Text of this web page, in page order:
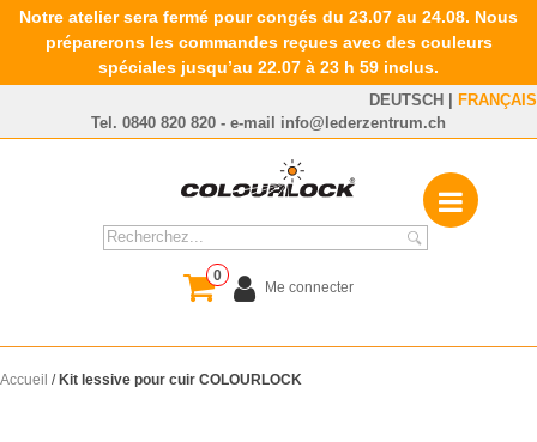
Notre atelier sera fermé pour congés du 23.07 au 24.08. Nous
préparerons les commandes reçues avec des couleurs
spéciales jusqu’au 22.07 à 23 h 59 inclus.
DEUTSCH | FRANÇAIS
Tel. 0840 820 820 - e-mail info@lederzentrum.ch
0
Me connecter
Accueil /Kit lessive pour cuir COLOURLOCK